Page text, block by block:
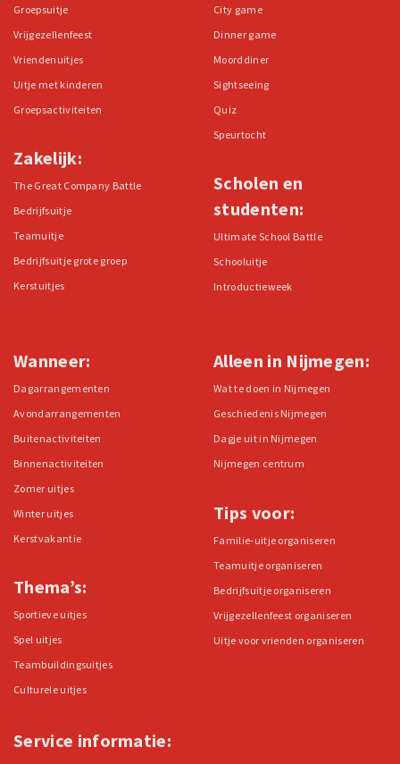
Groepsuitje
Vrijgezellenfeest
Vriendenuitjes
Uitje met kinderen
Groepsactiviteiten
Zakelijk:
The Great Company Battle
Bedrijfsuitje
Teamuitje
Bedrijfsuitje grote groep
Kerstuitjes
City game
Dinner game
Moorddiner
Sightseeing
Quiz
Speurtocht
Scholen en
studenten:
Ultimate School Battle
Schooluitje
Introductieweek
Wanneer:
Dagarrangementen
Avondarrangementen
Buitenactiviteiten
Binnenactiviteiten
Zomer uitjes
Winter uitjes
Kerstvakantie
Thema’s:
Sportieve uitjes
Spel uitjes
Teambuildingsuitjes
Culturele uitjes
Alleen in Nijmegen:
Wat te doen in Nijmegen
Geschiedenis Nijmegen
Dagje uit in Nijmegen
Nijmegen centrum
Tips voor:
Familie-uitje organiseren
Teamuitje organiseren
Bedrijfsuitje organiseren
Vrijgezellenfeest organiseren
Uitje voor vrienden organiseren
Service informatie: